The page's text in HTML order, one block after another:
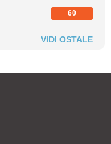
60
VIDI OSTALE